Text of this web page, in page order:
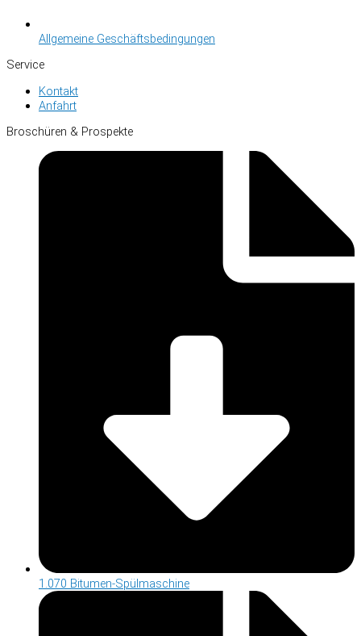
Allgemeine Geschäftsbedingungen
Service
Kontakt
Anfahrt
Broschüren & Prospekte
1.070 Bitumen-Spülmaschine